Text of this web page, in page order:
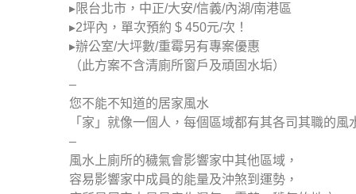
▸限台北市，中正/大安/信義/內湖/南港區
▸2坪內，單次預約 $ 450元/次！
▸辦公室/大坪數/重霉另有專案優惠
（此方案不含清廁所窗戶及頑固水垢）
–
您不能不知道的居家風水
「家」就像一個人，每個區域都有其各司其職的風
–
風水上廁所的穢氣會影響家中其他區域，
容易影響家中成員的能量及沖煞到運勢，